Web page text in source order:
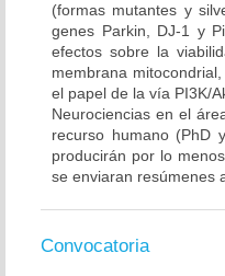
(formas mutantes y
genes Parkin, DJ-1 y
efectos sobre la
membrana
el papel de la vía PI3K/
Neurociencias en el
recurso humano (PhD
producirán por lo
se enviaran resúmenes
Convocatoria